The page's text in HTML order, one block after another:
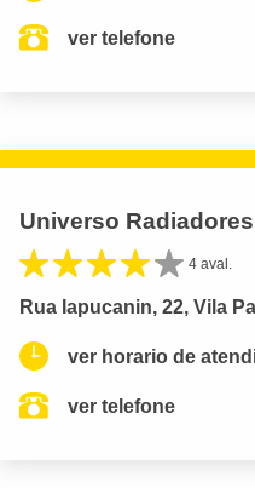
ver telefone
Universo Radiadores
4 aval.
Rua Iapucanin, 22, Vila
ver horario de
ver telefone